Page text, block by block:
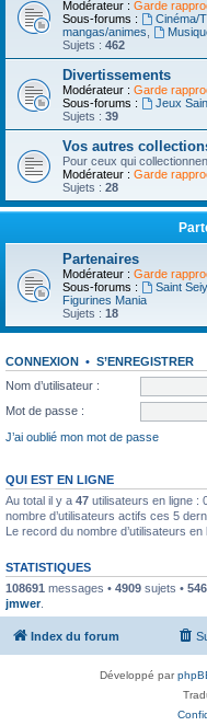
Modérateur : Garde
Sous-forums :
Cinéma/
mangas/animes
Sujets : 462
Divertissements
Modérateur : Garde
Sous-forums :
Jeux
Sujets : 39
Vos autres
Pour ceux qui
Modérateur : Garde
Sujets : 28
Partenaires
Modérateur : Garde
Sous-forums :
Saint
Figurines Mania
Sujets : 18
CONNEXION • S’ENREGISTRER
Nom d’utilisateur :
Mot de passe :
J’ai oublié mon mot de passe
QUI EST EN LIGNE
Au total il y a 47 utilisateurs en ligne :
nombre d’utilisateurs actifs ces 5
Le record du nombre d’utilisateurs en
STATISTIQUES
108691 messages • 4909 sujets • 546
jmwer.
Index du forum
Développé par